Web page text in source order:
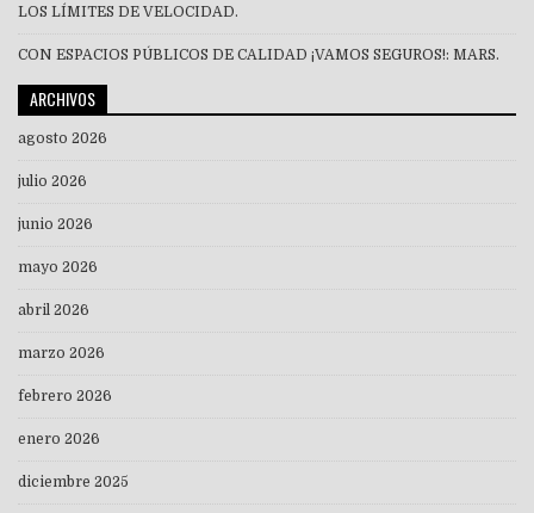
LOS LÍMITES DE VELOCIDAD.
CON ESPACIOS PÚBLICOS DE CALIDAD ¡VAMOS SEGUROS!: MARS.
ARCHIVOS
agosto 2026
julio 2026
junio 2026
mayo 2026
abril 2026
marzo 2026
febrero 2026
enero 2026
diciembre 2025